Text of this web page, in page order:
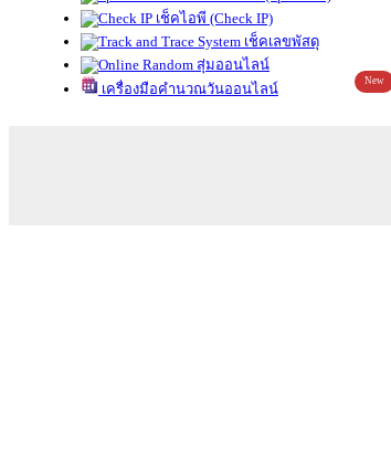
เช็คไอพี (Check IP)
เช็คเลขพัสดุ
สุ่มออนไลน์
เครื่องมือคำนวณวันออนไลน์
New